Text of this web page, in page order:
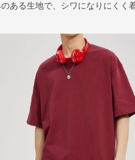
ある生地で、シワになりにくく